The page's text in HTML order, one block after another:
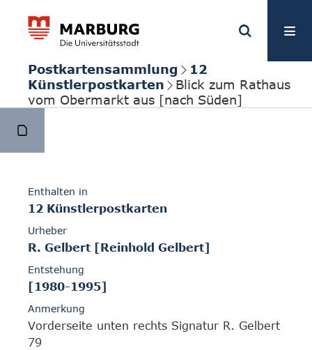
Postkartensammlung
12
Künstlerpostkarten
Blick zum Rathaus
vom Obermarkt aus [nach Süden]
Enthalten in
12 Künstlerpostkarten
Urheber
R. Gelbert [Reinhold Gelbert]
Entstehung
[1980-1995]
Anmerkung
Vorderseite unten rechts Signatur R. Gelbert
79